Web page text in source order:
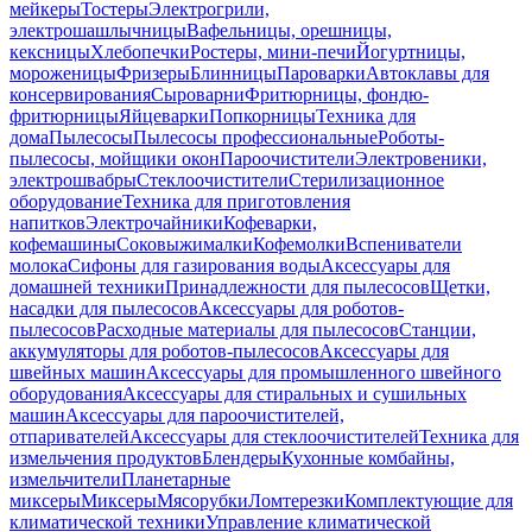
мейкерыТостерыЭлектрогрили,
электрошашлычницыВафельницы, орешницы,
кексницыХлебопечкиРостеры, мини-печиЙогуртницы,
мороженицыФризерыБлинницыПароваркиАвтоклавы для
консервированияСыроварниФритюрницы, фондю-
фритюрницыЯйцеваркиПопкорницыТехника для
домаПылесосыПылесосы профессиональныеРоботы-
пылесосы, мойщики оконПароочистителиЭлектровеники,
электрошвабрыСтеклоочистителиСтерилизационное
оборудованиеТехника для приготовления
напитковЭлектрочайникиКофеварки,
кофемашиныСоковыжималкиКофемолкиВспениватели
молокаСифоны для газирования водыАксессуары для
домашней техникиПринадлежности для пылесосовЩетки,
насадки для пылесосовАксессуары для роботов-
пылесосовРасходные материалы для пылесосовСтанции,
аккумуляторы для роботов-пылесосовАксессуары для
швейных машинАксессуары для промышленного швейного
оборудованияАксессуары для стиральных и сушильных
машинАксессуары для пароочистителей,
отпаривателейАксессуары для стеклоочистителейТехника для
измельчения продуктовБлендерыКухонные комбайны,
измельчителиПланетарные
миксерыМиксерыМясорубкиЛомтерезкиКомплектующие для
климатической техникиУправление климатической